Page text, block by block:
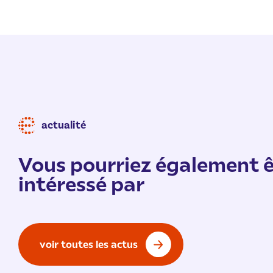
actualité
Vous pourriez également
intéressé par
voir toutes les actus